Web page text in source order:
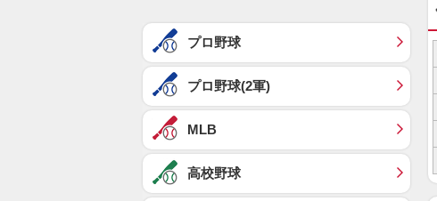
プロ野球
プロ野球(2軍)
MLB
高校野球